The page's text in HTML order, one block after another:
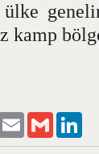
ülke
kamp
Twitter Email Gmail